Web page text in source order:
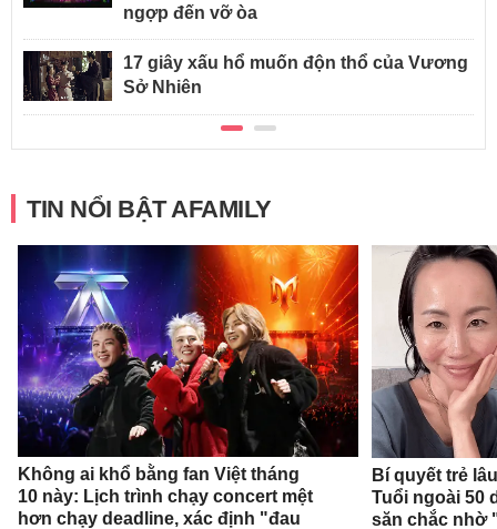
ngợp đến vỡ òa
17 giây xấu hổ muốn độn thổ của Vương
Sở Nhiên
TIN NỔI BẬT AFAMILY
Không ai khổ bằng fan Việt tháng
10 này: Lịch trình chạy concert mệt
hơn chạy deadline, xác định "đau
Bí quyết trẻ
Tuổi ngoài 50
săn chắc nhờ